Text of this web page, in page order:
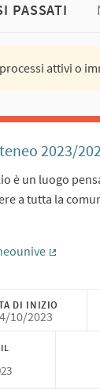
PASSATI
attivi o
2023/
è un luogo
a tutta la
DI INIZIO
10/2023